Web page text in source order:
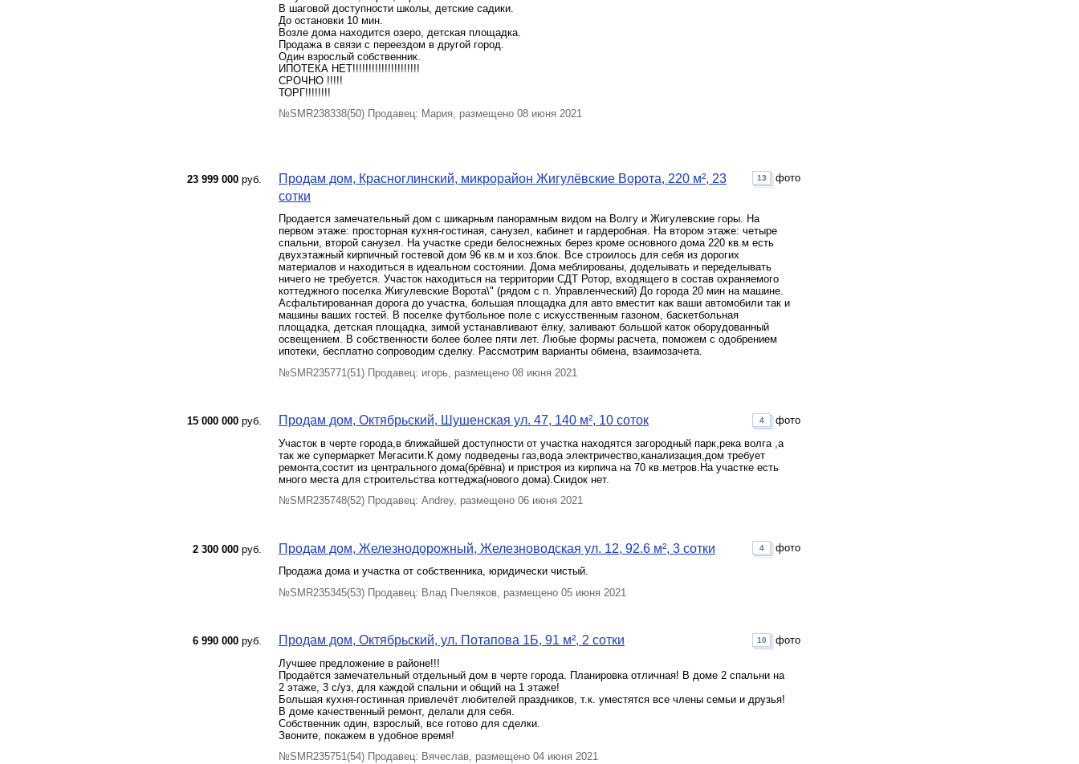
В шаговой доступности школы, детские садики.
До остановки 10 мин.
Возле дома находится озеро, детская площадка.
Продажа в связи с переездом в другой город.
Один взрослый собственник.
ИПОТЕКА НЕТ!!!!!!!!!!!!!!!!!!!!!
СРОЧНО !!!!!
ТОРГ!!!!!!!!
№SMR238338(50) Продавец: Мария, размещено 08 июня 2021
23 999 000 руб.
Продам дом, Красноглинский, микрорайон Жигулёвские Ворота, 220 м², 23
сотки
Продается замечательный дом с шикарным панорамным видом на Волгу и Жигулевские горы. На
первом этаже: просторная кухня-гостиная, санузел, кабинет и гардеробная. На втором этаже: четыре
спальни, второй санузел. На участке среди белоснежных берез кроме основного дома 220 кв.м есть
двухэтажный кирпичный гостевой дом 96 кв.м и хоз.блок. Все строилось для себя из дорогих
материалов и находиться в идеальном состоянии. Дома меблированы, доделывать и переделывать
ничего не требуется. Участок находиться на территории СДТ Ротор, входящего в состав охраняемого
коттеджного поселка Жигулевские Ворота\" (рядом с п. Управленческий) До города 20 мин на машине.
Асфальтированная дорога до участка, большая площадка для авто вместит как ваши автомобили так и
машины ваших гостей. В поселке футбольное поле с искусственным газоном, баскетбольная
площадка, детская площадка, зимой устанавливают ёлку, заливают большой каток оборудованный
освещением. В собственности более более пяти лет. Любые формы расчета, поможем с одобрением
ипотеки, бесплатно сопроводим сделку. Рассмотрим варианты обмена, взаимозачета.
13 фото
№SMR235771(51) Продавец: игорь, размещено 08 июня 2021
15 000 000 руб. Продам дом, Октябрьский, Шушенская ул. 47, 140 м², 10 соток
Участок в черте города,в ближайшей доступности от участка находятся загородный парк,река волга ,а
так же супермаркет Мегасити.К дому подведены газ,вода электричество,канализация,дом требует
ремонта,состит из центрального дома(брёвна) и пристроя из кирпича на 70 кв.метров.На участке есть
много места для строительства коттеджа(нового дома).Скидок нет.
4 фото
№SMR235748(52) Продавец: Andrey, размещено 06 июня 2021
2 300 000 руб. Продам дом, Железнодорожный, Железноводская ул. 12, 92.6 м², 3 сотки
Продажа дома и участка от собственника, юридически чистый.
4 фото
№SMR235345(53) Продавец: Влад Пчеляков, размещено 05 июня 2021
6 990 000 руб. Продам дом, Октябрьский, ул. Потапова 1Б, 91 м², 2 сотки
Лучшее предложение в районе!!!
Продаётся замечательный отдельный дом в черте города. Планировка отличная! В доме 2 спальни на
2 этаже, 3 с/уз, для каждой спальни и общий на 1 этаже!
Большая кухня-гостинная привлечёт любителей праздников, т.к. уместятся все члены семьи и друзья!
В доме качественный ремонт, делали для себя.
Собственник один, взрослый, все готово для сделки.
Звоните, покажем в удобное время!
10 фото
№SMR235751(54) Продавец: Вячеслав, размещено 04 июня 2021